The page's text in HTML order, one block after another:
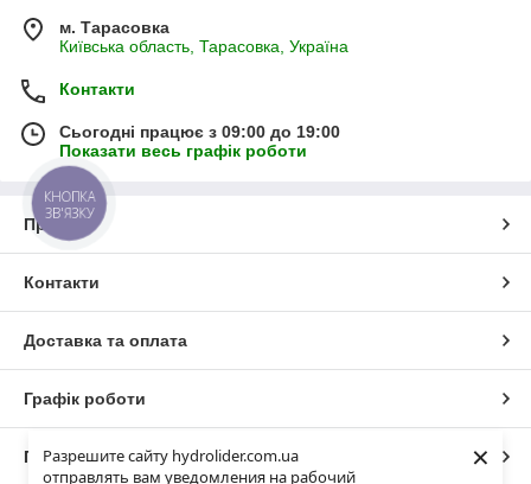
Разрешите сайту hydrolider.com.ua
отправлять вам уведомления на рабочий
×
м. Тарасовка
Київська область, Тарасовка, Україна
Контакти
Сьогодні працює з 09:00 до 19:00
Показати весь графік роботи
Про нас
Контакти
Доставка та оплата
Графік роботи
Повна версія сайту
КНОПКА
ЗВ'ЯЗКУ